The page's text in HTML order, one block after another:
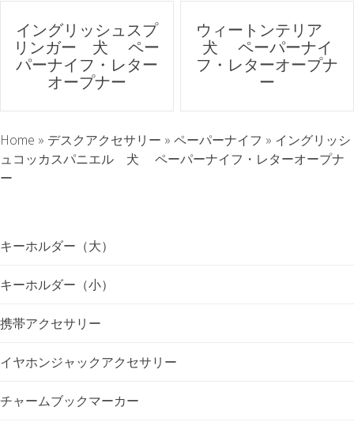
ポ
ス
ナ
ビ
ー
シ
ョ
ン
イングリッシュスプ
リンガー 犬 ペー
パーナイフ・レター
オープナー
ウィートンテリア
犬 ペーパーナイ
フ・レターオープナ
ー
Home » デスクアクセサリー » ペーパーナイフ » イングリッシ
ュコッカスパニエル 犬 ペーパーナイフ・レターオープナ
ー
キーホルダー（大）
キーホルダー（小）
携帯アクセサリー
イヤホンジャックアクセサリー
チャームブックマーカー